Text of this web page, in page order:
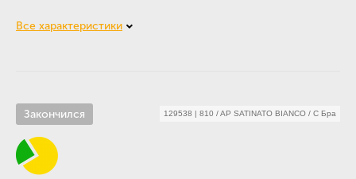
Все характеристики
Закончился 129538 | 810 / AP SATINATO BIANCO / C Бра